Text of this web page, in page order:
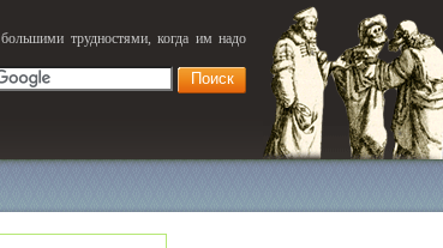
трудностями, когда им надо